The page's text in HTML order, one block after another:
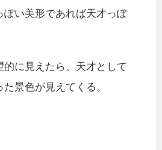
ぽい美形であれば天才っぽ
的に見えたら、天才として
景色が見えてくる。